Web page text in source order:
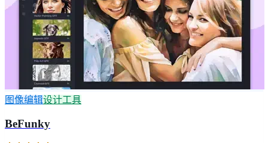
图像编辑设计工具
BeFunky